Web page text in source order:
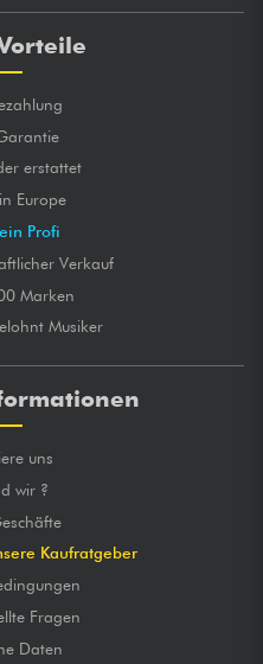
erstattet
Europe
Profi
Verkauf
Marken
Musiker
uns
wir ?
Kaufratgeber
Fragen
Daten